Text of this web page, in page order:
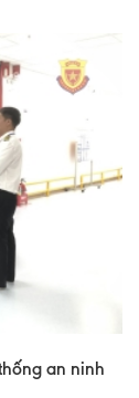
an ninh